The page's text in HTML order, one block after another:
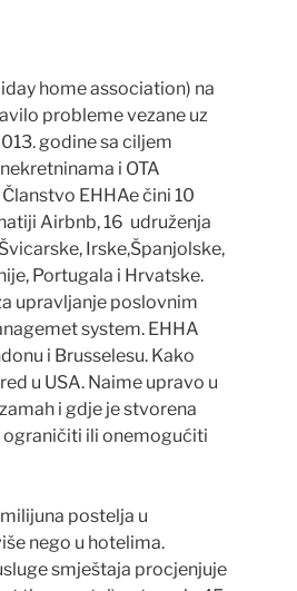
home association) na
probleme vezane uz
godine sa ciljem
i OTA
EHHAe čini 10
Airbnb, 16 udruženja
Irske,Španjolske,
Portugala i Hrvatske.
upravljanje poslovnim
system. EHHA
i Brusselesu. Kako
u USA. Naime upravo u
i gdje je stvorena
ograničiti ili onemogućiti
postelja u
nego u hotelima.
smještaja procjenjuje